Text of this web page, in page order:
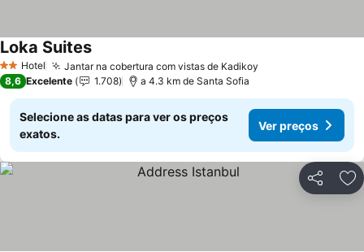
2 Estrelas
Hotel Jantar na cobertura com vistas de Kadikoy
Loka Suites
8,6 Excelente 1.708 a 4.3 km de Santa Sofia
Selecione as datas para ver os preços
exatos.
Ver preços
Partilhar